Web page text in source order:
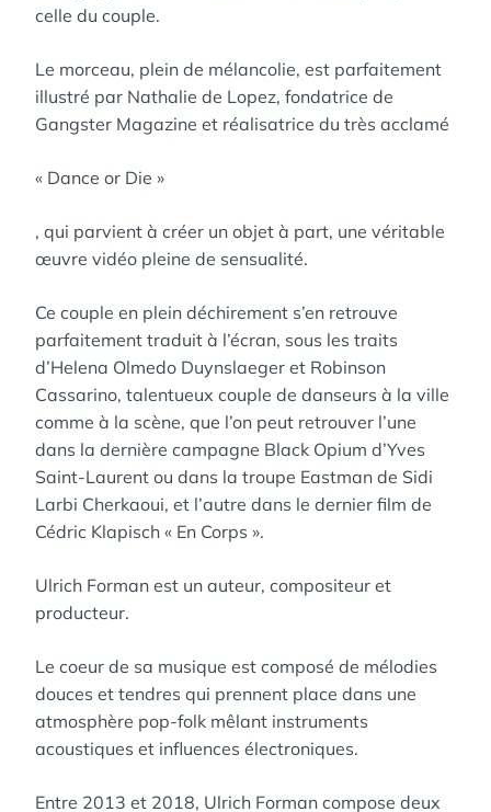
celle du couple.
Le morceau, plein de mélancolie, est parfaitement
illustré par Nathalie de Lopez, fondatrice de
Gangster Magazine et réalisatrice du très acclamé
« Dance or Die »
, qui parvient à créer un objet à part, une véritable
œuvre vidéo pleine de sensualité.
Ce couple en plein déchirement s’en retrouve
parfaitement traduit à l’écran, sous les traits
d’Helena Olmedo Duynslaeger et Robinson
Cassarino, talentueux couple de danseurs à la ville
comme à la scène, que l’on peut retrouver l’une
dans la dernière campagne Black Opium d’Yves
Saint-Laurent ou dans la troupe Eastman de Sidi
Larbi Cherkaoui, et l’autre dans le dernier film de
Cédric Klapisch « En Corps ».
Ulrich Forman est un auteur, compositeur et
producteur.
Le coeur de sa musique est composé de mélodies
douces et tendres qui prennent place dans une
atmosphère pop-folk mêlant instruments
acoustiques et influences électroniques.
Entre 2013 et 2018, Ulrich Forman compose deux